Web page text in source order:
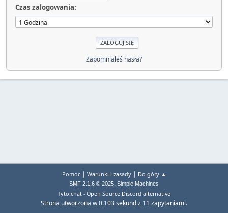
Czas zalogowania:
Zapomniałeś hasła?
Pomoc| Warunki i zasady| Do góry ▲
SMF 2.1.6 © 2025, Simple Machines
Tyto.chat - Open Source Discord alternative
Strona utworzona w 0.103 sekund z 11 zapytaniami.